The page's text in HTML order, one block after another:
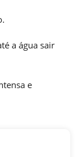
a água sair
e